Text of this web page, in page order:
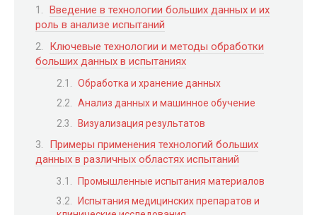
Введение в технологии больших данных и их
роль в анализе испытаний
Ключевые технологии и методы обработки
больших данных в испытаниях
Обработка и хранение данных
Анализ данных и машинное обучение
Визуализация результатов
Примеры применения технологий больших
данных в различных областях испытаний
Промышленные испытания материалов
Испытания медицинских препаратов и